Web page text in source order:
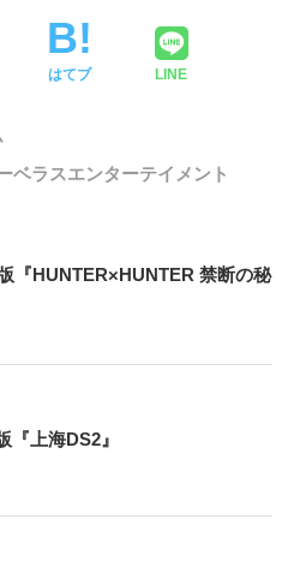
はてブ LINE
ベラスエンターテイメント
『HUNTER×HUNTER 禁断の秘
『上海DS2』